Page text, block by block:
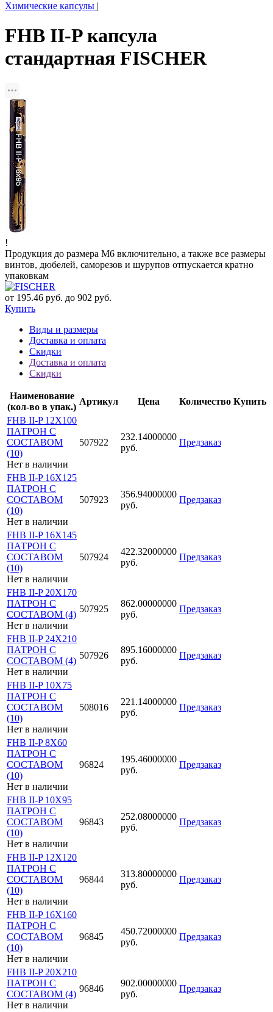
Химические капсулы |
FHB II-P капсула
стандартная FISCHER
!
Продукция до размера М6 включительно, а также все размеры
винтов, дюбелей, саморезов и шурупов отпускается кратно
упаковкам
от 195.46 руб. до 902 руб.
Купить
Виды и размеры
Доставка и оплата
Скидки
Доставка и оплата
Скидки
Наименование
(кол-во в упак.)
Артикул Цена Количество Купить
FHB II-P 12X100
ПАТРОН С
СОСТАВОМ
(10)
Нет в наличии
507922
232.14000000
руб.
Предзаказ
FHB II-P 16X125
ПАТРОН С
СОСТАВОМ
(10)
Нет в наличии
507923
356.94000000
руб.
Предзаказ
FHB II-P 16X145
ПАТРОН С
СОСТАВОМ
(10)
Нет в наличии
507924
422.32000000
руб.
Предзаказ
FHB II-P 20X170
ПАТРОН С
СОСТАВОМ (4)
Нет в наличии
507925
862.00000000
руб.
Предзаказ
FHB II-P 24X210
ПАТРОН С
СОСТАВОМ (4)
Нет в наличии
507926
895.16000000
руб.
Предзаказ
FHB II-P 10X75
ПАТРОН С
СОСТАВОМ
(10)
Нет в наличии
508016
221.14000000
руб.
Предзаказ
FHB II-P 8X60
ПАТРОН С
СОСТАВОМ
(10)
Нет в наличии
96824
195.46000000
руб.
Предзаказ
FHB II-P 10X95
ПАТРОН С
СОСТАВОМ
(10)
Нет в наличии
96843
252.08000000
руб.
Предзаказ
FHB II-P 12X120
ПАТРОН С
СОСТАВОМ
(10)
Нет в наличии
96844
313.80000000
руб.
Предзаказ
FHB II-P 16X160
ПАТРОН С
СОСТАВОМ
(10)
Нет в наличии
96845
450.72000000
руб.
Предзаказ
FHB II-P 20X210
ПАТРОН С
СОСТАВОМ (4)
Нет в наличии
96846
902.00000000
руб.
Предзаказ